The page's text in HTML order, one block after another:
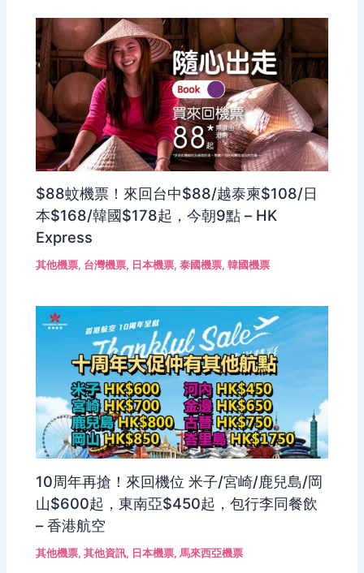
$88蚊機票！來回台中$88/越泰柬$108/日
本$168/韓國$178起，今朝9點 – HK
Express
其他機票, 台灣機票, 日本機票,泰國機票,韓國機票
10周年再搶！來回機位 米子/宮崎/鹿兒島/岡
山$600起，東南亞$450起，包行李同餐飲
– 香港航空
其他機票,其他資訊, 日本機票,馬來西亞機票